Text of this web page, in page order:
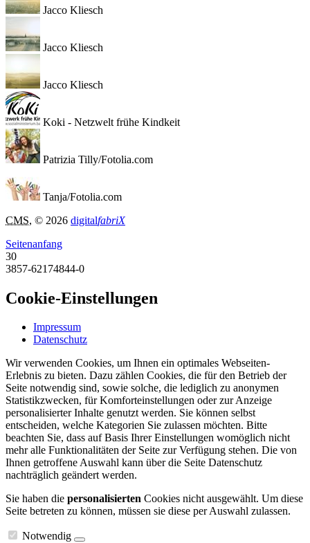
Jacco Kliesch
Jacco Kliesch
Jacco Kliesch
Koki - Netzwelt frühe Kindkeit
Patrizia Tilly/Fotolia.com
Tanja/Fotolia.com
CMS, © 2026 digitalfabriX
Seitenanfang
30
3857-62174844-0
Cookie-Einstellungen
Impressum
Datenschutz
Wir verwenden Cookies, um Ihnen ein optimales Webseiten-
Erlebnis zu bieten. Dazu zählen Cookies, die für den Betrieb der
Seite notwendig sind, sowie solche, die lediglich zu anonymen
Statistikzwecken, für Komforteinstellungen oder zur Anzeige
personalisierter Inhalte genutzt werden. Sie können selbst
entscheiden, welche Kategorien Sie zulassen möchten. Bitte
beachten Sie, dass auf Basis Ihrer Einstellungen womöglich nicht
mehr alle Funktionalitäten der Seite zur Verfügung stehen. Die von
Ihnen getroffene Auswahl kann über die Seite Datenschutz
nachträglich geändert werden.
Sie haben die personalisierten Cookies nicht ausgewählt. Um diese
Seite betreten zu können, müssen sie diese per Auswahl zulassen.
Notwendig